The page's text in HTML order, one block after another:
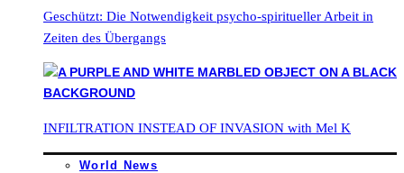
Geschützt: Die Notwendigkeit psycho-spiritueller Arbeit in
Zeiten des Übergangs
INFILTRATION INSTEAD OF INVASION with Mel K
World News